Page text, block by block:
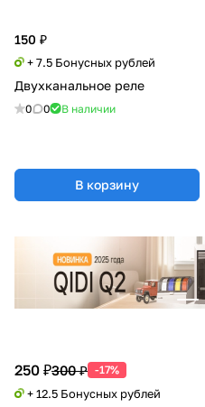
150 ₽
+ 7.5 Бонусных рублей
Двухканальное реле
0 0 В наличии
В корзину
250 ₽300 ₽ -17%
+ 12.5 Бонусных рублей